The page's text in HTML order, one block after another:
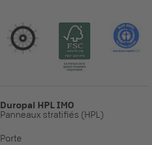
Duropal HPL IMO
Panneaux stratifiés (HPL)
Porte